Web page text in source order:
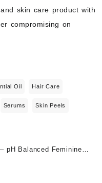
skin care product with
compromising on
Oil Hair Care
Serums Skin Peels
pH Balanced Feminine